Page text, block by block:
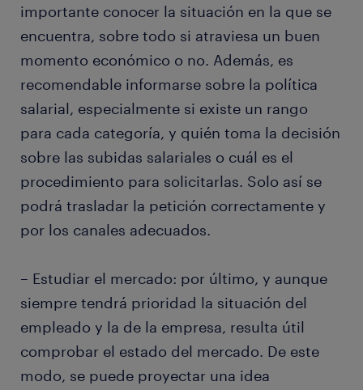
importante conocer la situación en la que se
encuentra, sobre todo si atraviesa un buen
momento económico o no. Además, es
recomendable informarse sobre la política
salarial, especialmente si existe un rango
para cada categoría, y quién toma la decisión
sobre las subidas salariales o cuál es el
procedimiento para solicitarlas. Solo así se
podrá trasladar la petición correctamente y
por los canales adecuados.
– Estudiar el mercado: por último, y aunque
siempre tendrá prioridad la situación del
empleado y la de la empresa, resulta útil
comprobar el estado del mercado. De este
modo, se puede proyectar una idea